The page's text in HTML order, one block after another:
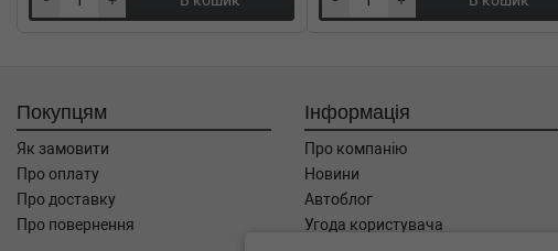
Покупцям
Як замовити
Про оплату
Про доставку
Про повернення
Інформація
Про компанію
Новини
Автоблог
Угода користувача